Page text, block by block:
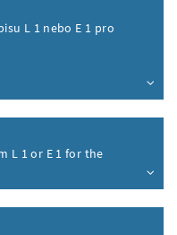
L 1 nebo E 1 pro
L 1 or E 1 for the